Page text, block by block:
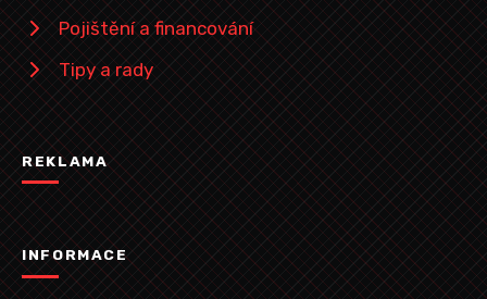
Pojištění a financování
Tipy a rady
REKLAMA
INFORMACE